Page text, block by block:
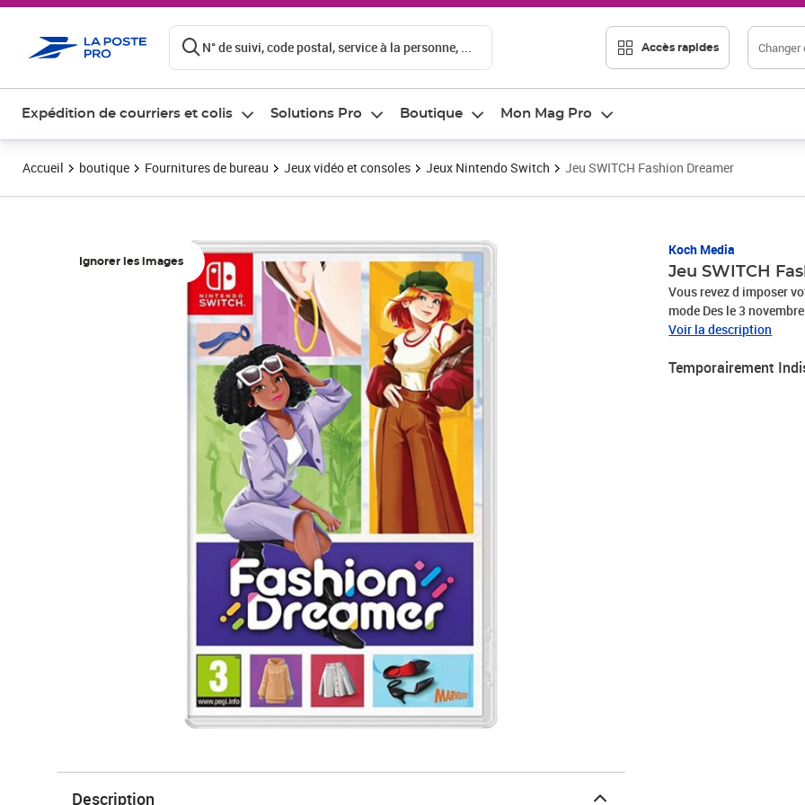
N° de suivi, code postal, service à la personne, ... Accès rapides Changer
Expédition de courriers et colis Solutions Pro Boutique Mon Mag Pro
Accueil boutique Fournitures de bureau Jeux vidéo et consoles Jeux Nintendo Switch Jeu SWITCH Fashion Dreamer
Ignorer les images
Koch Media
Jeu SWITCH
Vous revez d imposer
mode Des le 3
Switch et tentez de
passionnes de mode en
connexions avec les
Voir la description
Temporairement
Description